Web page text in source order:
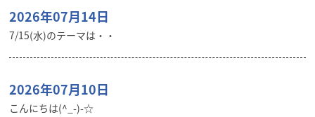
2026年07月14日
7/15(水)のテーマは・・
2026年07月10日
こんにちは(^_-)-☆